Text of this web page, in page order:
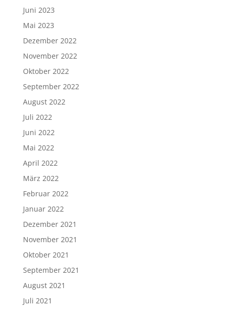
Juni 2023
Mai 2023
Dezember 2022
November 2022
Oktober 2022
September 2022
August 2022
Juli 2022
Juni 2022
Mai 2022
April 2022
März 2022
Februar 2022
Januar 2022
Dezember 2021
November 2021
Oktober 2021
September 2021
August 2021
Juli 2021